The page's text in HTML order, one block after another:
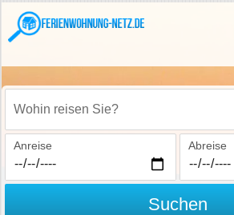
Wohin reisen Sie?
Anreise Abreise
Suchen